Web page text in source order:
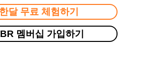
한달 무료 체험하기
멤버십 가입하기